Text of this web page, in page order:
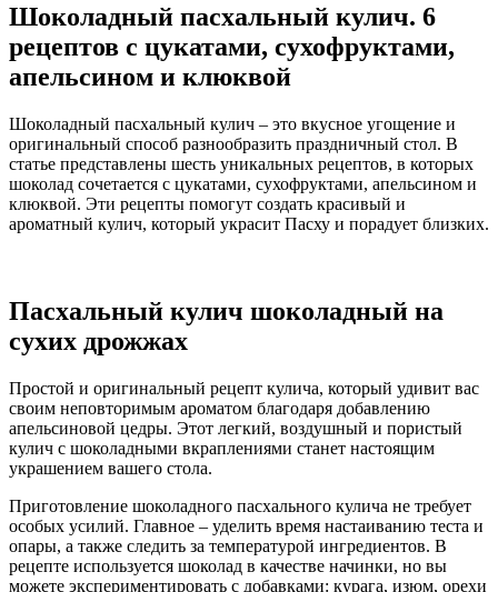
Шоколадный пасхальный кулич. 6
рецептов с цукатами, сухофруктами,
апельсином и клюквой
Шоколадный пасхальный кулич – это вкусное угощение и
оригинальный способ разнообразить праздничный стол. В
статье представлены шесть уникальных рецептов, в которых
шоколад сочетается с цукатами, сухофруктами, апельсином и
клюквой. Эти рецепты помогут создать красивый и
ароматный кулич, который украсит Пасху и порадует близких.
Пасхальный кулич шоколадный на
сухих дрожжах
Простой и оригинальный рецепт кулича, который удивит вас
своим неповторимым ароматом благодаря добавлению
апельсиновой цедры. Этот легкий, воздушный и пористый
кулич с шоколадными вкраплениями станет настоящим
украшением вашего стола.
Приготовление шоколадного пасхального кулича не требует
особых усилий. Главное – уделить время настаиванию теста и
опары, а также следить за температурой ингредиентов. В
рецепте используется шоколад в качестве начинки, но вы
можете экспериментировать с добавками: курага, изюм, орехи